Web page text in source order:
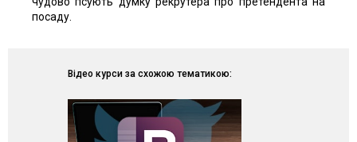
посаду.
Відео курси за схожою тематикою: